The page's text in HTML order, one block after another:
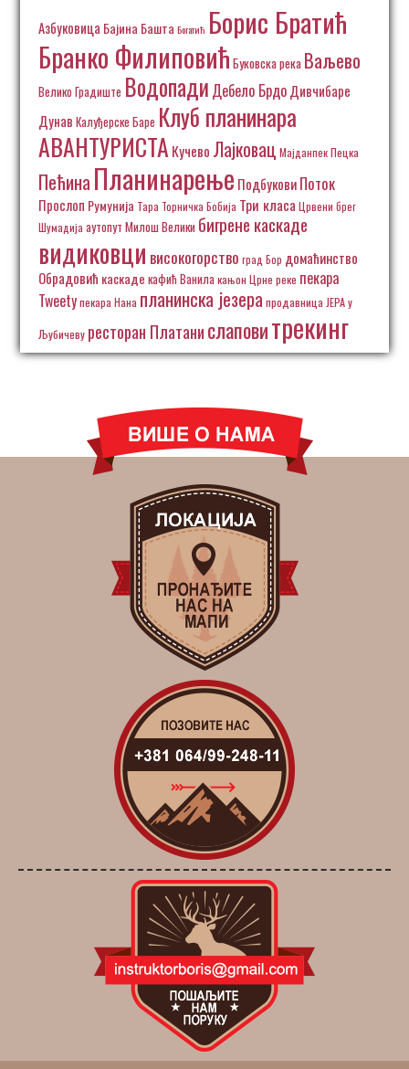
Азбуковица Бајина Башта Богатић Борис Братић
Бранко Филиповић Буковска река Ваљево
Велико Градиште Водопади Дебело БрдоДивчибаре
Дунав Калуђерске Баре Клуб планинара
АВАНТУРИСТА Кучево Лајковац Мајданпек Пецка
Пећина Планинарење ПодбуковиПоток
Прослоп Румунија Тара Торничка Бобија Три класа Црвени брег
Шумадија аутопут Милош Велики бигрене каскаде
видиковци високогорство град Бор домаћинство
Обрадовић каскаде кафић Ванила кањон Црне реке пекара
Tweetyпекара Нана планинска језера продавница ЈЕРА у
Љубичеву ресторан Платанислаповитрекинг